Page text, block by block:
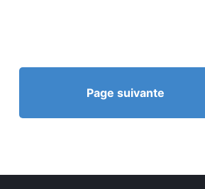
Page suivante